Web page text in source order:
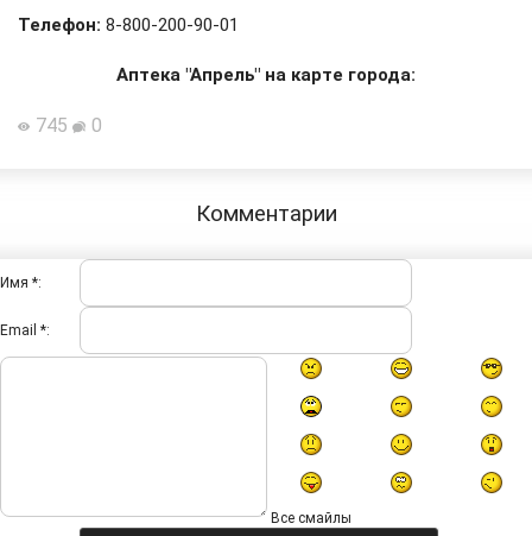
Телефон: 8-800-200-90-01
Аптека "Апрель" на карте города:
745 0
Комментарии
Имя *:
Email *:
Все смайлы